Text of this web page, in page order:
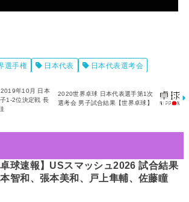
選手権 日本代表 日本代表選考会
2019年10月 日本
1-2位決定戦 長
2020世界卓球 日本代表選手第1次
選考会 男子試合結果【世界卓球】
球速報】USスマッシュ2026 試合結果
智和、張本美和、戸上隼輔、佐藤瞳